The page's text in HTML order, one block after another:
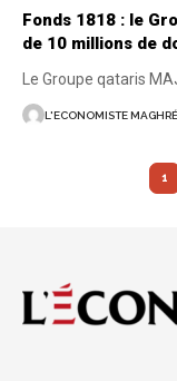
Fonds 1818 : le
de 10 millions de
Le Groupe qataris
L'ECONOMISTE
1